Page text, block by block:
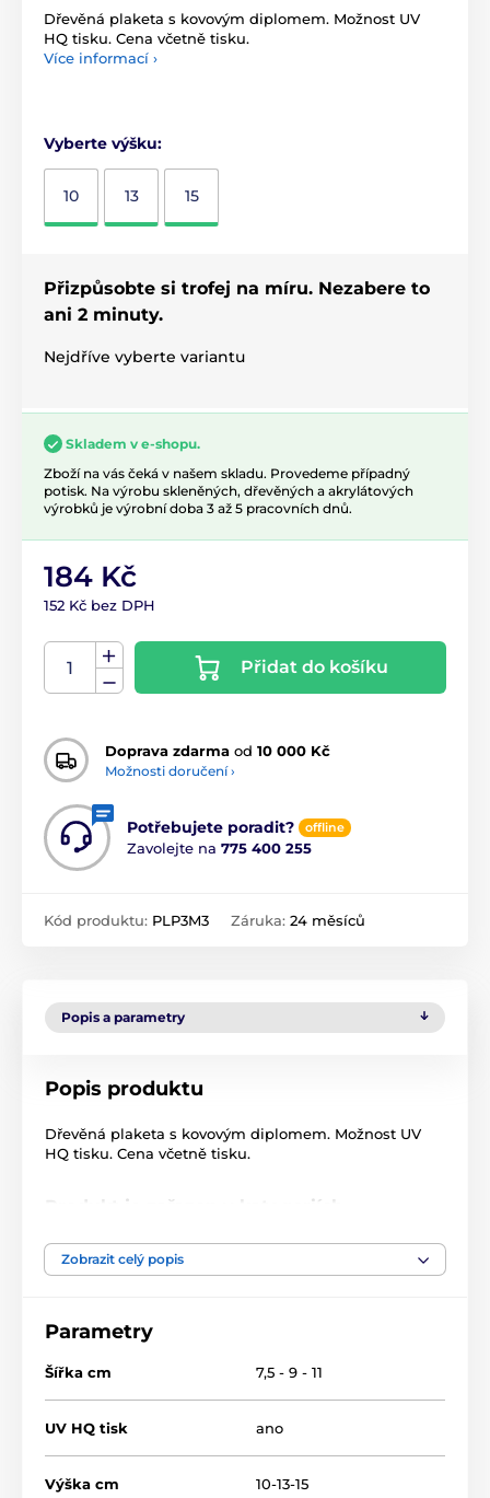
Dřevěná plaketa s kovovým diplomem. Možnost UV
HQ tisku. Cena včetně tisku.
Více informací ›
Vyberte výšku:
10 13 15
Přizpůsobte si trofej na míru. Nezabere to
ani 2 minuty.
Nejdříve vyberte variantu
Skladem v e-shopu.
Zboží na vás čeká v našem skladu. Provedeme případný
potisk. Na výrobu skleněných, dřevěných a akrylátových
výrobků je výrobní doba 3 až 5 pracovních dnů.
184 Kč
152 Kč bez DPH
Přidat do košíku
Doprava zdarma od 10 000 Kč
Možnosti doručení ›
Potřebujete poradit? offline
Zavolejte na 775 400 255
Kód produktu: PLP3M3 Záruka: 24 měsíců
Popis a parametry
Popis produktu
Dřevěná plaketa s kovovým diplomem. Možnost UV
HQ tisku. Cena včetně tisku.
Produkt je zařazen v kategoriích
Nohejbal
Zobrazit celý popis
Parametry
Šířka cm 7,5 - 9 - 11
UV HQ tisk ano
Výška cm 10-13-15